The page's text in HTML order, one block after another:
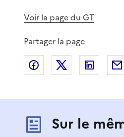
Voir la page du GT
Partager la page
Partager sur Facebook
Partager sur X
Sur le